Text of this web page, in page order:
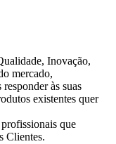
Inovação,
mercado,
às suas
existentes quer
que
Clientes.